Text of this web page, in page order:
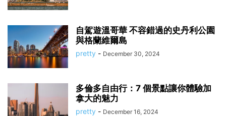
自駕遊溫哥華 不容錯過的史丹利公園
與格蘭維爾島
pretty - December 30, 2024
多倫多自由行：7 個景點讓你體驗加
拿大的魅力
pretty - December 16, 2024